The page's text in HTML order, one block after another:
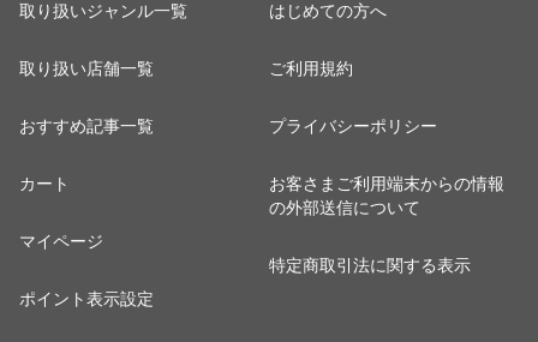
取り扱いジャンル一覧
取り扱い店舗一覧
おすすめ記事一覧
カート
マイページ
ポイント表示設定
はじめての方へ
ご利用規約
プライバシーポリシー
お客さまご利用端末からの情報
の外部送信について
特定商取引法に関する表示